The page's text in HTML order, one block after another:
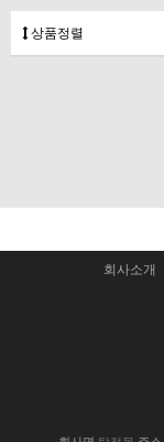
상품정렬
회사소개